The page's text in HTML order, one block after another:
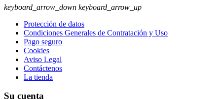
keyboard_arrow_down keyboard_arrow_up
Protección de datos
Condiciones Generales de Contratación y Uso
Pago seguro
Cookies
Aviso Legal
Contáctenos
La tienda
Su cuenta